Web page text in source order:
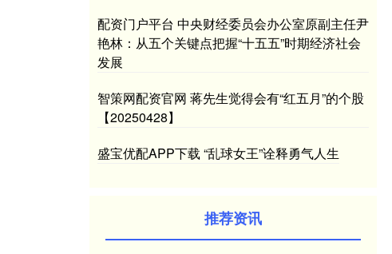
配资门户平台 中央财经委员会办公室原副主任尹
艳林：从五个关键点把握“十五五”时期经济社会
发展
智策网配资官网 蒋先生觉得会有“红五月”的个股
【20250428】
盛宝优配APP下载 “乱球女王”诠释勇气人生
推荐资讯